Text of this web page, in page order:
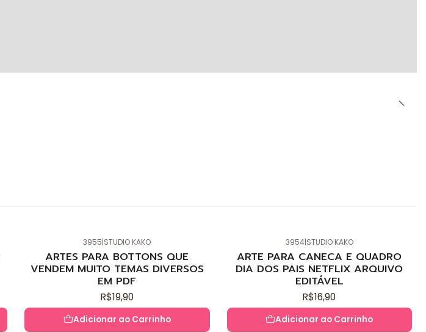
3955|STUDIO KAKO
ARTES PARA BOTTONS QUE
VENDEM MUITO TEMAS DIVERSOS
EM PDF
R$19,90
Adicionar ao Carrinho
3954|STUDIO KAKO
ARTE PARA CANECA E QUADRO
DIA DOS PAIS NETFLIX ARQUIVO
EDITÁVEL
R$16,90
Adicionar ao Carrinho